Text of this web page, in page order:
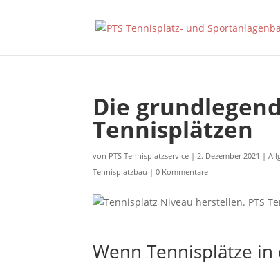
Die
Tennisplätzen
von PTS Tennisplatzservice |2. Dezember 2021 |
Tennisplatzbau |0 Kommentare
Wenn Tennisplätze